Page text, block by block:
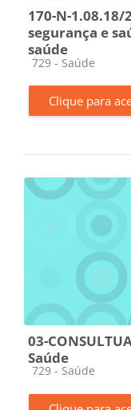
170-N-1.08.18/
segurança e
saúde
Categoria da
729 - Saúde
Clique para
03-
Saúde
Categoria da
729 - Saúde